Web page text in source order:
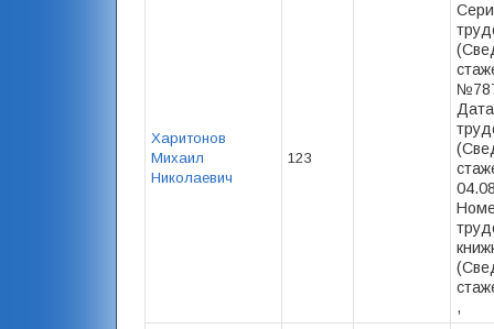
Харитонов
Михаил
Николаевич
123
,